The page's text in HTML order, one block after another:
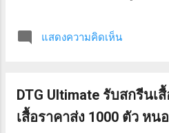
เท่านั้น และ สกรีน
สอง ขายเสื้อยืดสกรีน
แฟชั่น เสื้อยีนส์สีแดง รั
แสดงความคิดเห็น
DTG Ultimate รับสกรีนเ
เสื้อราคาส่ง 1000 ตัว หน